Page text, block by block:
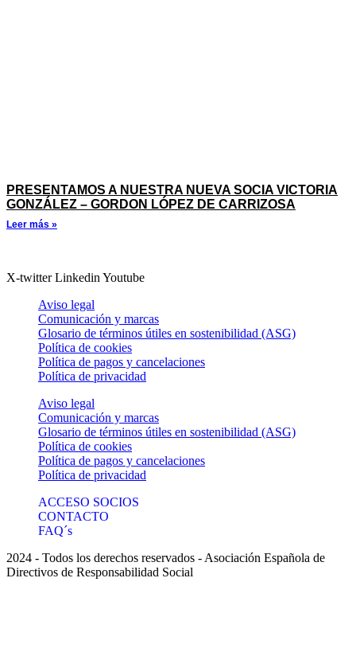
PRESENTAMOS A NUESTRA NUEVA SOCIA VICTORIA
GONZÁLEZ – GORDON LÓPEZ DE CARRIZOSA
Leer más »
X-twitter Linkedin Youtube
Aviso legal
Comunicación y marcas
Glosario de términos útiles en sostenibilidad (ASG)
Política de cookies
Política de pagos y cancelaciones
Política de privacidad
Aviso legal
Comunicación y marcas
Glosario de términos útiles en sostenibilidad (ASG)
Política de cookies
Política de pagos y cancelaciones
Política de privacidad
ACCESO SOCIOS
CONTACTO
FAQ´s
2024 - Todos los derechos reservados - Asociación Española de
Directivos de Responsabilidad Social